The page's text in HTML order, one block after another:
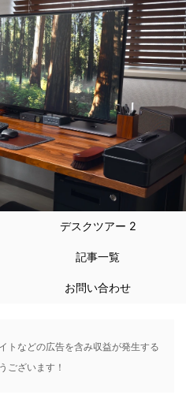
デスクツアー 2
記事一覧
お問い合わせ
トなどの広告を含み収益が発生する
ございます！